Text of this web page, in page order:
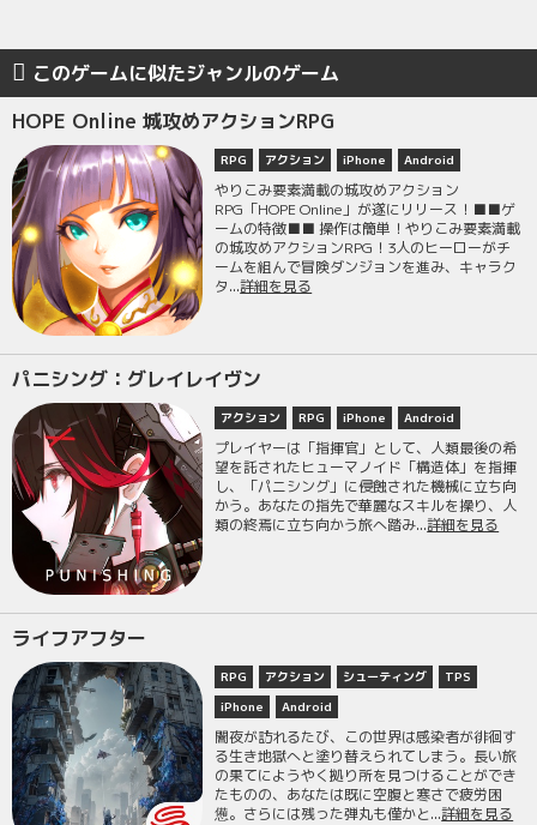
このゲームに似たジャンルのゲーム
HOPE Online 城攻めアクションRPG
RPG アクション iPhone Android
やりこみ要素満載の城攻めアクション
RPG「HOPE Online」が遂にリリース！■■ゲ
ームの特徴■■ 操作は簡単！やりこみ要素満載
の城攻めアクションRPG！3人のヒーローがチ
ームを組んで冒険ダンジョンを進み、キャラク
タ...詳細を見る
パニシング：グレイレイヴン
アクション RPG iPhone Android
プレイヤーは「指揮官」として、人類最後の希
望を託されたヒューマノイド「構造体」を指揮
し、「パニシング」に侵蝕された機械に立ち向
かう。あなたの指先で華麗なスキルを操り、人
類の終焉に立ち向かう旅へ踏み...詳細を見る
ライフアフター
RPG アクション シューティング
TPS
iPhone
Android
闇夜が訪れるたび、この世界は感染者が徘徊す
る生き地獄へと塗り替えられてしまう。長い旅
の果てにようやく拠り所を見つけることができ
たものの、あなたは既に空腹と寒さで疲労困
憊。さらには残った弾丸も僅かと...詳細を見る